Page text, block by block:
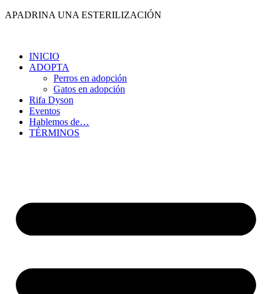
Ir
APADRINA UNA ESTERILIZACIÓN
INICIO
ADOPTA
Perros en adopción
Gatos en adopción
Rifa Dyson
Eventos
Hablemos de…
TÉRMINOS